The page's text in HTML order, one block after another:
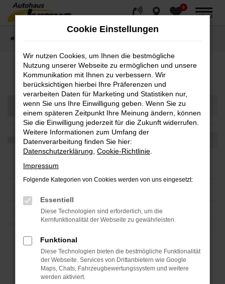
Zum
Hauptinhalt
springen
0
MENÜ
Fahrzeug-Showroom
Cookie Einstellungen
Wir nutzen Cookies, um Ihnen die bestmögliche
Nutzung unserer Webseite zu ermöglichen und unsere
Kommunikation mit Ihnen zu verbessern. Wir
berücksichtigen hierbei Ihre Präferenzen und
verarbeiten Daten für Marketing und Statistiken nur,
wenn Sie uns Ihre Einwilligung geben. Wenn Sie zu
einem späteren Zeitpunkt Ihre Meinung ändern, können
Sie die Einwilligung jederzeit für die Zukunft widerrufen.
Weitere Informationen zum Umfang der
Datenverarbeitung finden Sie hier:
Datenschutzerklärung Cookie-Richtlinie
Impressum
Folgende Kategorien von Cookies werden von uns eingesetzt:
Essentiell
Diese Technologien sind erforderlich, um die
Kernfunktionalität der Webseite zu gewährleisten.
Funktional
Diese Technologien bieten die bestmögliche Funktionalität
der Webseite. Services von Drittanbietern wie Google
Maps, Chats, Fahrzeugbewertungssystem und weitere
werden aktiviert.